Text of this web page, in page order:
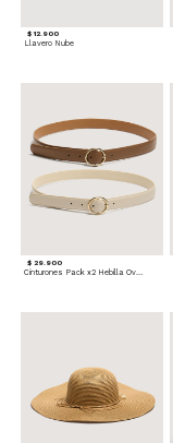
$ 12.900
Llavero Nube
$ 29.900
Cinturones Pack x2 Hebilla Ovalada